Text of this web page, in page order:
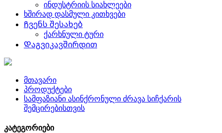
ინდუსტრიის სიახლეები
ხშირად დასმული კითხვები
Ჩვენს შესახებ
ქარხნული ტური
Დაგვიკავშირდით
მთავარი
პროდუქტები
სამფაზიანი ასინქრონული ძრავა სიჩქარის
შემცირებისთვის
კატეგორიები